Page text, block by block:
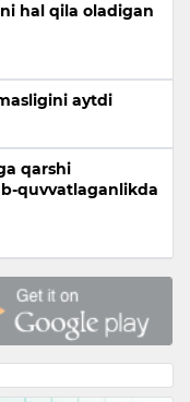
hal qila oladigan
aytdi
qarshi
quvvatlaganlikda